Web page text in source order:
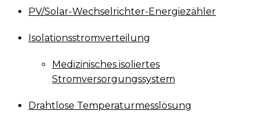
PV/Solar-Wechselrichter-Energiezähler
Isolationsstromverteilung
Medizinisches isoliertes
Stromversorgungssystem
Drahtlose Temperaturmesslösung